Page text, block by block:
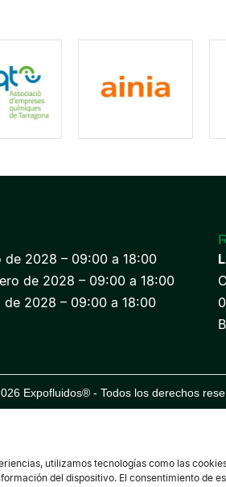
utilizamos tecnologías como las
del dispositivo. El consentimiento de
de 2028 – 09:00 a 18:00
de 2028 – 09:00 a 18:00
de 2028 – 09:00 a 18:00
Expofluidos® - Todos los derechos